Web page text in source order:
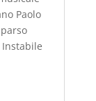
Paolo